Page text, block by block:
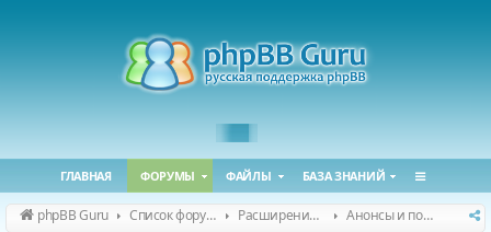
ГЛАВНАЯ ФОРУМЫ ФАЙЛЫ БАЗА ЗНАНИЙ
phpBB Guru Список форумов Расширения phpBB Анонсы и поддержка расширений для phpBB